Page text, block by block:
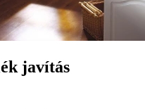
javítás